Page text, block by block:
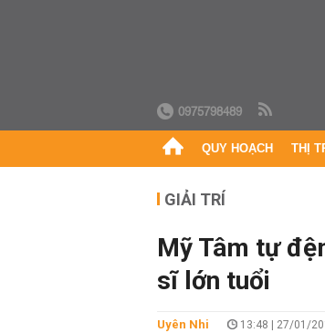
0975798489
QUY HOẠCH THỊ
GIẢI TRÍ
Mỹ Tâm tự
sĩ lớn tuổi
Uyên Nhi 13:48 | 27/01/